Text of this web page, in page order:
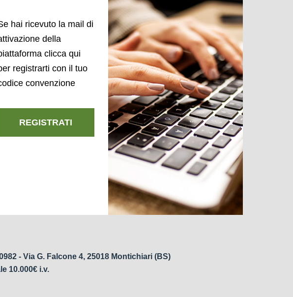
hai ricevuto la mail di
della
clicca qui
registrarti con il tuo
convenzione
REGISTRATI
- Via G. Falcone 4, 25018 Montichiari (BS)
10.000€ i.v.